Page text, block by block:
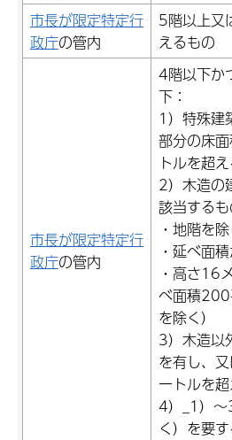
市長が限定特定行
政庁の管内
5階以上又
えるもの
市長が限定特定行
政庁の管内
4階以下か
下：
1）特殊建
部分の床
トルを超
2）木造の
該当する
・地階を
・延べ面
・高さ16
べ面積200
を除く）
3）木造以
を有し、
ートルを
4）_1）～
く）を要